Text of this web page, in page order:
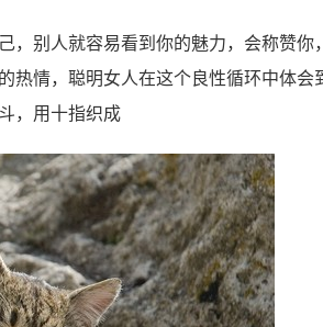
，别人就容易看到你的魅力，会称赞你
热情，聪明女人在这个良性循环中体会
，用十指织成